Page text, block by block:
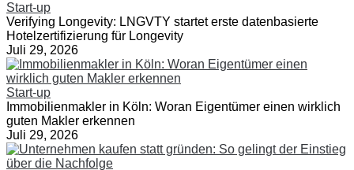
Start-up
Verifying Longevity: LNGVTY startet erste datenbasierte
Hotelzertifizierung für Longevity
Juli 29, 2026
Start-up
Immobilienmakler in Köln: Woran Eigentümer einen wirklich
guten Makler erkennen
Juli 29, 2026